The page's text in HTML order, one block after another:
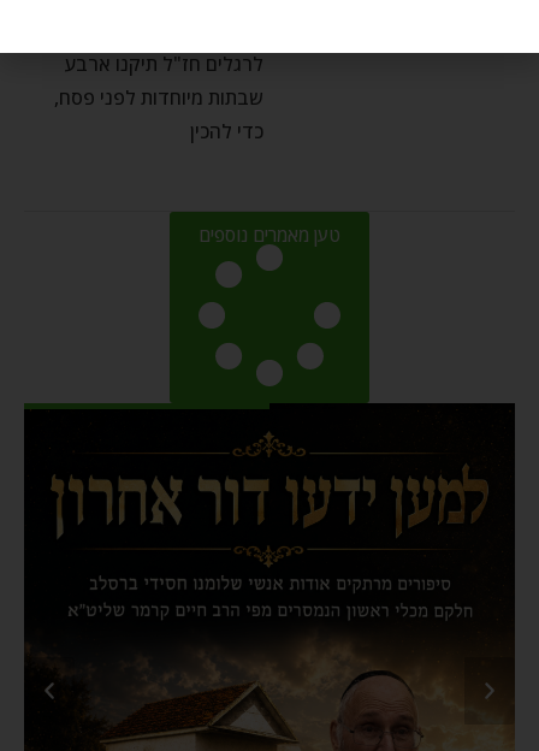
לרגלים חז"ל תיקנו ארבע
שבתות מיוחדות לפני פסח,
כדי להכין
טען מאמרים נוספים